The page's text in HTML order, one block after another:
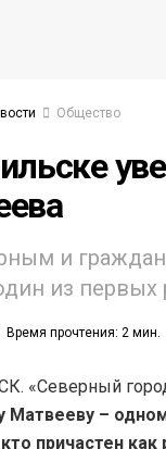
Общество
и
из первых
Время прочтения: 2 мин.
«Северный
Матвееву –
кто причастен